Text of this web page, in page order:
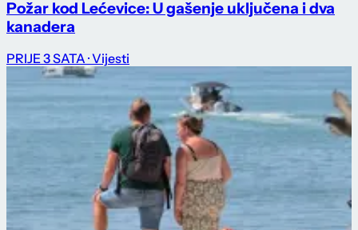
Požar kod Lećevice: U gašenje uključena i dva
kanadera
PRIJE 3 SATA · Vijesti